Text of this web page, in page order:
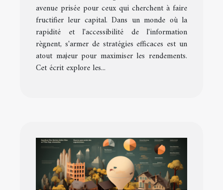
avenue prisée pour ceux qui cherchent à faire
fructifier leur capital. Dans un monde où la
rapidité et l'accessibilité de l'information
règnent, s'armer de stratégies efficaces est un
atout majeur pour maximiser les rendements.
Cet écrit explore les...